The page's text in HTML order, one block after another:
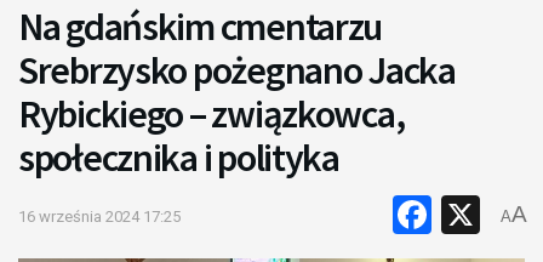
Na gdańskim cmentarzu
Srebrzysko pożegnano Jacka
Rybickiego – związkowca,
społecznika i polityka
16 września 2024 17:25 X
AA